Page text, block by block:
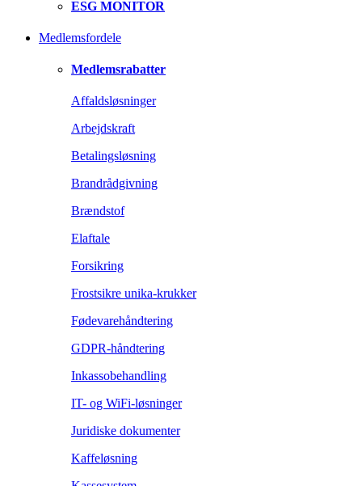
ESG MONITOR
Medlemsfordele
Medlemsrabatter
Affaldsløsninger
Arbejdskraft
Betalingsløsning
Brandrådgivning
Brændstof
Elaftale
Forsikring
Frostsikre unika-krukker
Fødevarehåndtering
GDPR-håndtering
Inkassobehandling
IT- og WiFi-løsninger
Juridiske dokumenter
Kaffeløsning